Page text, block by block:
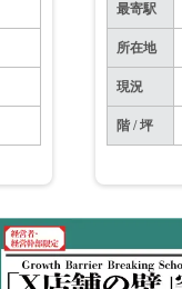
最寄駅
所在地
現況
階 / 坪